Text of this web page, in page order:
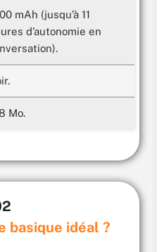
mAh (jusqu’à 11
d’autonomie en
Mo.
basique idéal ?